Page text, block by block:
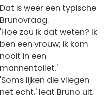
Dat is weer een typische
Brunovraag.
'Hoe zou ik dat weten? Ik
ben een vrouw; ik kom
nooit in een
mannentoilet.'
'Soms lijken die vliegen
net echt,' legt Bruno uit,